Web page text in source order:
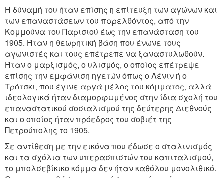
Η δύναμή του ήταν επίσης η επίτευξη των αγώνων και
των επαναστάσεων του παρελθόντος, από την
Κομμούνα του Παρισιού έως την επανάσταση του
1905. Ήταν η θεωρητική βάση που ένωνε τους
αγωνιστές και τους επέτρεπε να ξαναστυλωθούν.
Ήταν ο μαρξισμός, ο υλισμός, ο οποίος επέτρεψε
επίσης την εμφάνιση ηγετών όπως ο Λένιν ή ο
Τρότσκι, που έγινε αργά μέλος του κόμματος, αλλά
ιδεολογικά ήταν διαμορφωμένος στην ίδια σχολή του
επαναστατικού σοσιαλισμού της δεύτερης Διεθνούς
και ο οποίος ήταν πρόεδρος του σοβιέτ της
Πετρούπολης το 1905.
Σε αντίθεση με την εικόνα που έδωσε ο σταλινισμός
και τα σχόλια των υπερασπιστών του καπιταλισμού,
το μπολσεβίκικο κόμμα δεν ήταν καθόλου μονολιθικό.